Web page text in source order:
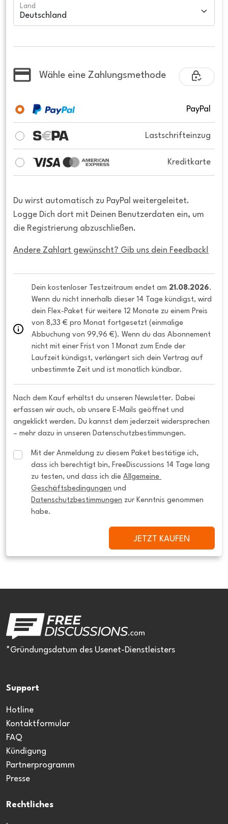
Land
Wähle eine Zahlungsmethode
PayPal
Lastschrifteinzug
Kreditkarte
Du wirst automatisch zu PayPal weitergeleitet.
Logge Dich dort mit Deinen Benutzerdaten ein, um
die Registrierung abzuschließen.
Andere Zahlart gewünscht? Gib uns dein Feedback!
Dein kostenloser Testzeitraum endet am 21.08.2026.
Wenn du nicht innerhalb dieser 14 Tage kündigst, wird
dein Flex-Paket für weitere 12 Monate zu einem Preis
von 8,33 € pro Monat fortgesetzt (einmalige
Abbuchung von 99,96 €). Wenn du das Abonnement
nicht mit einer Frist von 1 Monat zum Ende der
Laufzeit kündigst, verlängert sich dein Vertrag auf
unbestimmte Zeit und ist monatlich kündbar.
Nach dem Kauf erhältst du unseren Newsletter. Dabei
erfassen wir auch, ob unsere E-Mails geöffnet und
angeklickt werden. Du kannst dem jederzeit widersprechen
– mehr dazu in unseren Datenschutzbestimmungen.
Mit der Anmeldung zu diesem Paket bestätige ich,
dass ich berechtigt bin, FreeDiscussions 14 Tage lang
zu testen, und dass ich die Allgemeine
Geschäftsbedingungen
Datenschutzbestimmungen zur Kenntnis genommen
habe.
JETZT KAUFEN
*Gründungsdatum des Usenet-Dienstleisters
Support
Hotline
Kontaktformular
FAQ
Kündigung
Partnerprogramm
Presse
Rechtliches